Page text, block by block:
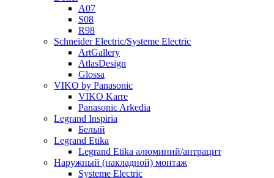
A07
S08
R98
Schneider Electric/Systeme Electric
ArtGallery
AtlasDesign
Glossa
VIKO by Panasonic
VIKO Karre
Panasonic Arkedia
Legrand Inspiria
Белый
Legrand Etika
Legrand Etika алюминий/антрацит
Наружный (накладной) монтаж
Systeme Electric